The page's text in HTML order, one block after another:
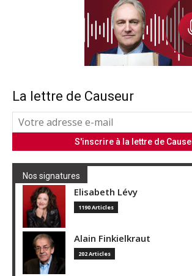
La lettre de Causeur
Nos signatures
Elisabeth Lévy
1190 Articles
Alain Finkielkraut
202 Articles